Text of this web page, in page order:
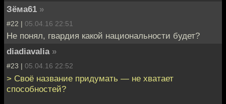
Зёма61 »
#22 | 05.04.16 22:51
Не понял, гвардия какой национальности будет?
diadiavalia »
#23 | 05.04.16 22:52
> Своё название придумать — не хватает
способностей?